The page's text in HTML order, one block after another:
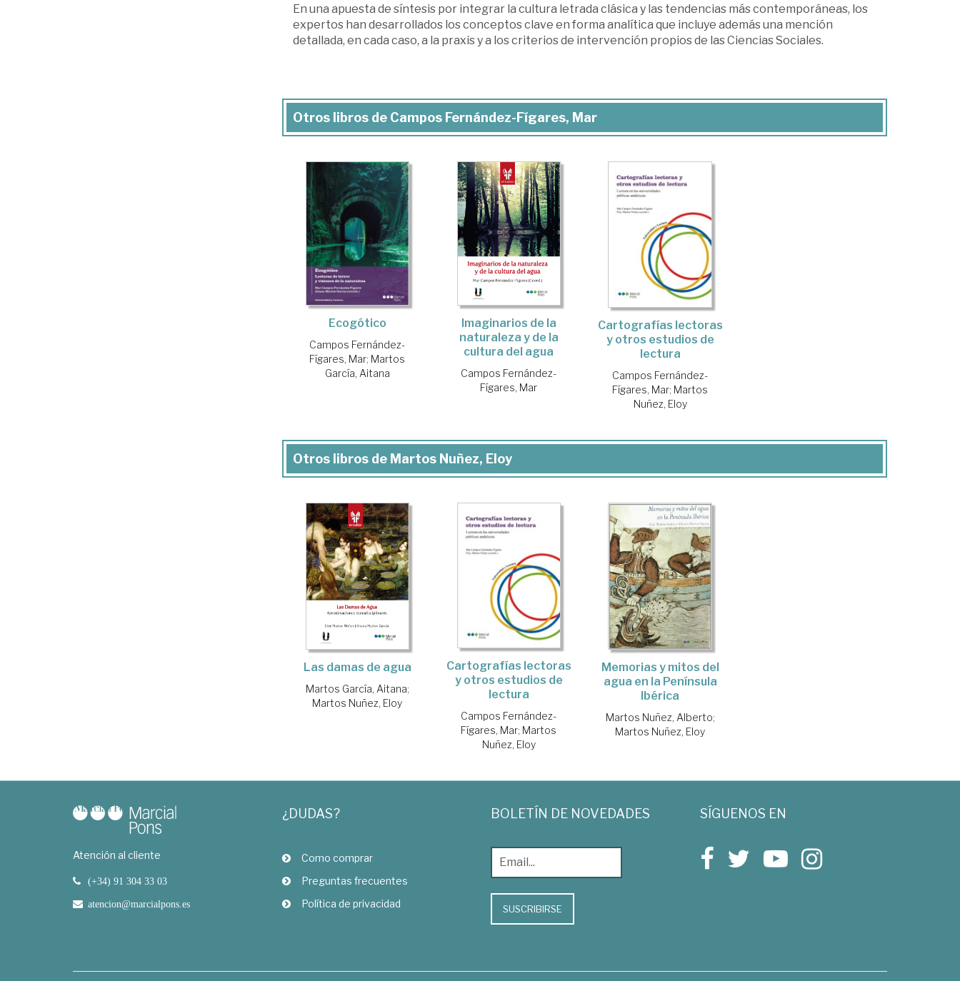
En una apuesta de síntesis por integrar la cultura letrada clásica y las tendencias más contemporáneas, los
expertos han desarrollados los conceptos clave en forma analítica que incluye además una mención
detallada, en cada caso, a la praxis y a los criterios de intervención propios de las Ciencias Sociales.
Otros libros de Campos Fernández-Fígares, Mar
Ecogótico
Campos Fernández-
Fígares, Mar; Martos
García, Aitana
Imaginarios de la
naturaleza y de la
cultura del agua
Campos Fernández-
Fígares, Mar
Cartografías lectoras
y otros estudios de
lectura
Campos Fernández-
Fígares, Mar; Martos
Nuñez, Eloy
Otros libros de Martos Nuñez, Eloy
Las damas de agua
Martos García, Aitana;
Martos Nuñez, Eloy
Cartografías lectoras
y otros estudios de
lectura
Campos Fernández-
Fígares, Mar; Martos
Nuñez, Eloy
Memorias y mitos del
agua en la Península
Ibérica
Martos Nuñez, Alberto;
Martos Nuñez, Eloy
Atención al cliente
(+34) 91 304 33 03
atencion@marcialpons.es
¿DUDAS?
Como comprar
Preguntas frecuentes
Política de privacidad
BOLETÍN DE NOVEDADES
SUSCRIBIRSE
SÍGUENOS EN